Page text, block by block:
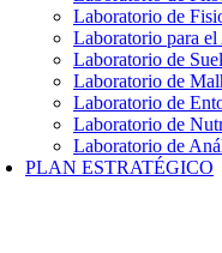
Laboratorio de
Laboratorio para
Laboratorio de
Laboratorio de
Laboratorio de
Laboratorio de
Laboratorio de
PLAN ESTRATÉGICO